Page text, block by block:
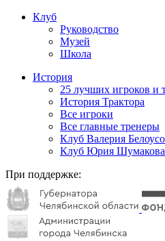
Клуб
Руководство
Музей
Школа
История
25 лучших игроков и
История Трактора
Все игроки
Все главные тренеры
Клуб Валерия
Клуб Юрия Шумакова
При поддержке: